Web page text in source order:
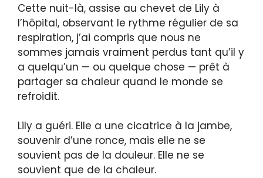
Cette nuit-là, assise au chevet de Lily à
l’hôpital, observant le rythme régulier de sa
respiration, j’ai compris que nous ne
sommes jamais vraiment perdus tant qu’il y
a quelqu’un — ou quelque chose — prêt à
partager sa chaleur quand le monde se
refroidit.
Lily a guéri. Elle a une cicatrice à la jambe,
souvenir d’une ronce, mais elle ne se
souvient pas de la douleur. Elle ne se
souvient que de la chaleur.